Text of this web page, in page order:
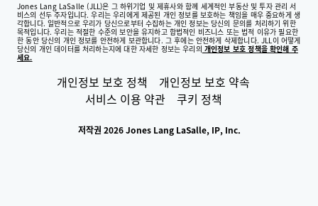
Jones Lang LaSalle (JLL)은 그 하위기업 및 제휴사와 함께 세계적인 부동산 및 투자 관리 서
비스의 선두 주자입니다. 우리는 우리에게 제공된 개인 정보를 보호하는 책임을 매우 중요하게 생
각합니다. 일반적으로 우리가 당신으로부터 수집하는 개인 정보는 당신의 문의를 처리하기 위한
목적입니다. 우리는 적절한 수준의 보안을 유지하고 합법적인 비즈니스 또는 법적 이유가 필요한
한 동안 당신의 개인 정보를 안전하게 보관합니다. 그 후에는 안전하게 삭제합니다. JLL이 어떻게
당신의 개인 데이터를 처리하는지에 대한 자세한 정보는 우리의 개인정보 보호 정책을 확인해 주
세요.
개인정보 보호 정책
개인정보 보호 약속
서비스 이용 약관
쿠키 정책
저작권 2026 Jones Lang LaSalle, IP, Inc.